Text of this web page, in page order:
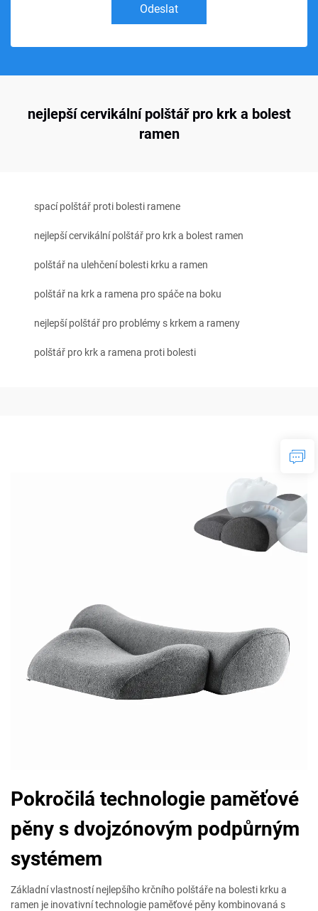
Odeslat
nejlepší cervikální polštář pro krk a bolest
ramen
spací polštář proti bolesti ramene
nejlepší cervikální polštář pro krk a bolest ramen
polštář na ulehčení bolesti krku a ramen
polštář na krk a ramena pro spáče na boku
nejlepší polštář pro problémy s krkem a rameny
polštář pro krk a ramena proti bolesti
Pokročilá technologie paměťové
pěny s dvojzónovým podpůrným
systémem
Základní vlastností nejlepšího krčního polštáře na bolesti krku a
ramen je inovativní technologie paměťové pěny kombinovaná s